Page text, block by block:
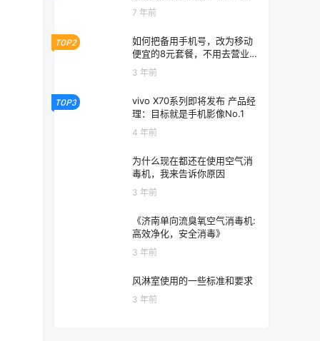
忧。
7 年前
TOP2
如何把备用手机号，改为移动
便宜的8元套餐，不用去营业
3 年前
TOP3
vivo X70系列即将发布 产品经
理：目标就是手机影像No.1
4 年前
为什么现在都还在使用空气消
毒机，我来告诉你原因
3 年前
《济南单向流臭氧空气消毒机:
高效净化，安全消毒》
3 年前
风淋室使用的一些标准和要求
3 年前